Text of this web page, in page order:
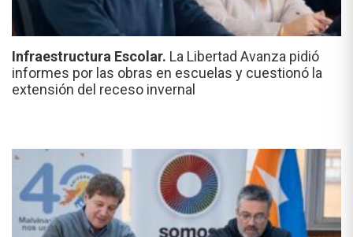
Infraestructura Escolar. La Libertad Avanza pidió
informes por las obras en escuelas y cuestionó la
extensión del receso invernal